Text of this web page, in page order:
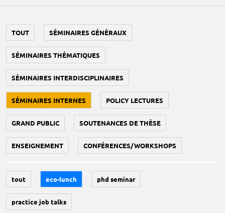
TOUT SÉMINAIRES GÉNÉRAUX
SÉMINAIRES THÉMATIQUES
SÉMINAIRES INTERDISCIPLINAIRES
SÉMINAIRES INTERNES POLICY LECTURES
GRAND PUBLIC SOUTENANCES DE THÈSE
ENSEIGNEMENT CONFÉRENCES/WORKSHOPS
tout eco-lunch phd seminar
practice job talks